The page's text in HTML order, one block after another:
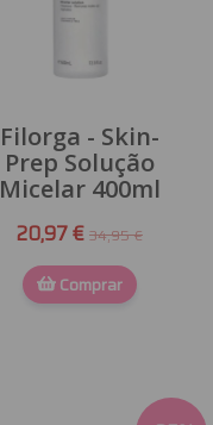
Filorga - Skin-
Prep Solução
Micelar 400ml
20,97 € 34,95 €
Comprar